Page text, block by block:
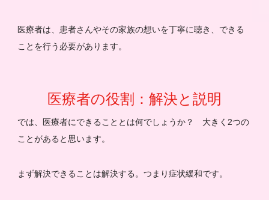
医療者は、患者さんやその家族の想いを丁寧に聴き、できる
ことを行う必要があります。
医療者の役割：解決と説明
では、医療者にできることとは何でしょうか？ 大きく2つの
ことがあると思います。
まず解決できることは解決する。つまり症状緩和です。